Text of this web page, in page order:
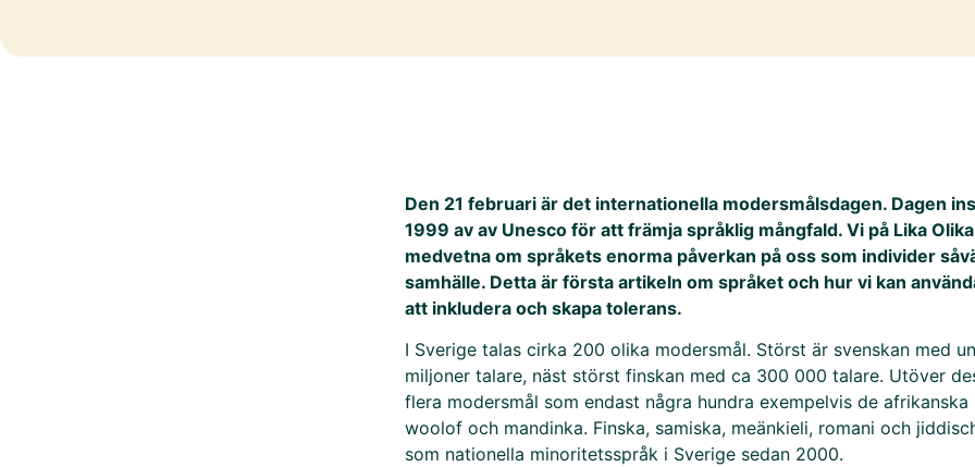
Den 21 februari är det internationella modersmålsdagen. Dagen
1999 av av Unesco för att främja språklig mångfald. Vi på Lika
medvetna om språkets enorma påverkan på oss som individer
samhälle. Detta är första artikeln om språket och hur vi kan
att inkludera och skapa tolerans.
I Sverige talas cirka 200 olika modersmål. Störst är svenskan med
miljoner talare, näst störst finskan med ca 300 000 talare. Utöver
flera modersmål som endast några hundra exempelvis de afrikanska
woolof och mandinka. Finska, samiska, meänkieli, romani och
som nationella minoritetsspråk i Sverige sedan 2000.